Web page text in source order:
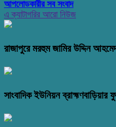
আপলোডকারীর সব সংবাদ
এ ক্যাটাগরির আরো নিউজ
রাজাপুরে মরহুম জামির উদ্দিন
সাংবাদিক ইউনিয়ন